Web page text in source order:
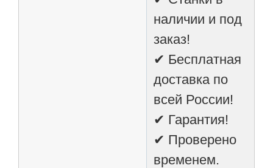
наличии и под
заказ!
✔ Бесплатная
доставка по
всей России!
✔ Гарантия!
✔ Проверено
временем.